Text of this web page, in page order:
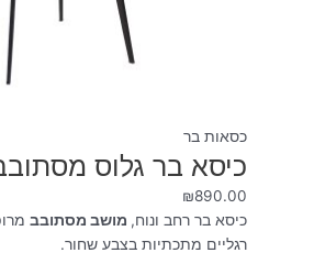
כסאות בר
כיסא בר גלוס
₪890.00
כיסא בר רחב ונוח, מושב מסתובב
רגליים מתכתיות בצבע שחור.